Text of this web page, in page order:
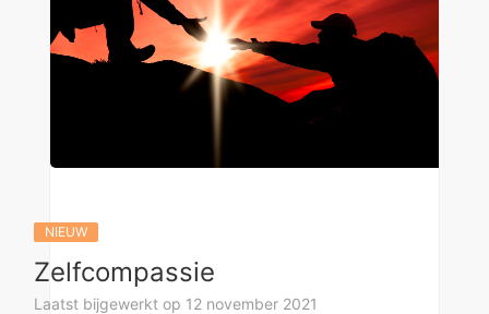
NIEUW
Zelfcompassie
Laatst bijgewerkt op 12 november 2021